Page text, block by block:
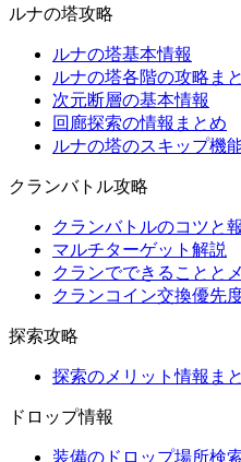
ルナの塔攻略
ルナの塔基本情報
ルナの塔各階の攻略ま
次元断層の基本情報
回廊探索の情報まとめ
ルナの塔のスキップ機
クランバトル攻略
クランバトルのコツと
マルチターゲット解説
クランでできることと
クランコイン交換優先
探索攻略
探索のメリット情報ま
ドロップ情報
装備のドロップ場所検